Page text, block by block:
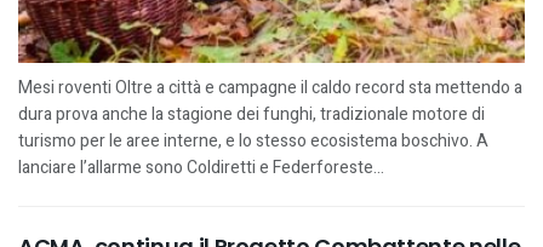
Mesi roventi Oltre a città e campagne il caldo record sta mettendo a
dura prova anche la stagione dei funghi, tradizionale motore di
turismo per le aree interne, e lo stesso ecosistema boschivo. A
lanciare l’allarme sono Coldiretti e Federforeste...